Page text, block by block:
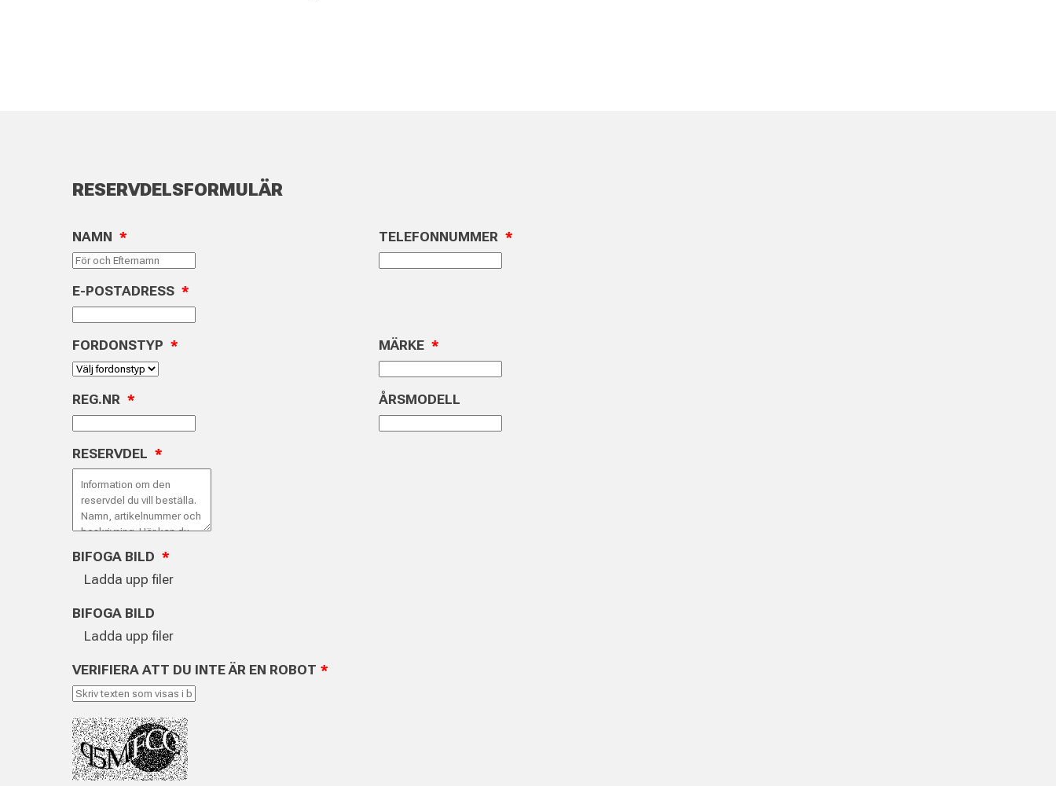
RESERVDELSFORMULÄR
NAMN * TELEFONNUMMER *
E-POSTADRESS *
FORDONSTYP * MÄRKE *
REG.NR * ÅRSMODELL
RESERVDEL *
BIFOGA BILD *
Ladda upp filer
BIFOGA BILD
Ladda upp filer
VERIFIERA ATT DU INTE ÄR EN ROBOT *